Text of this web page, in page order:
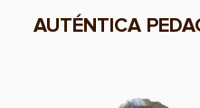
AUTÉNTICA